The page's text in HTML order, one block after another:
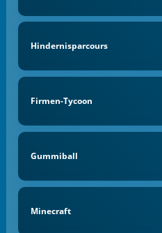
Hindernisparcours
Firmen-Tycoon
Gummiball
Minecraft